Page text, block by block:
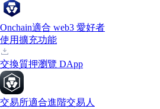
Onchain適合 web3 愛好者
使用擴充功能
交換質押瀏覽 DApp
交易所適合進階交易人